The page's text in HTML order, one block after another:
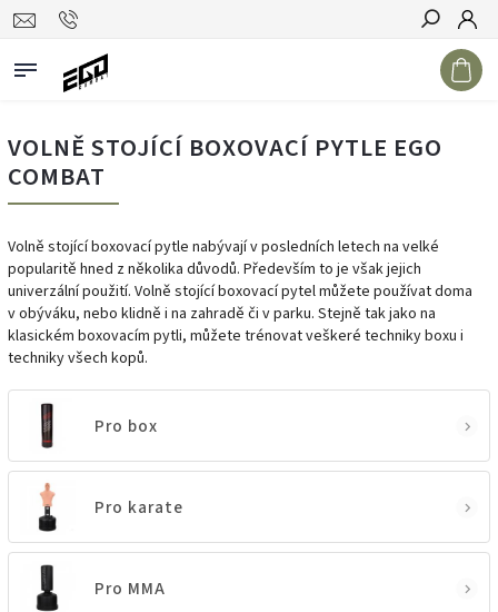
Hledat
VOLNĚ STOJÍCÍ BOXOVACÍ PYTLE EGO
COMBAT
Volně stojící boxovací pytle nabývají v posledních letech na velké
popularitě hned z několika důvodů. Především to je však jejich
univerzální použití. Volně stojící boxovací pytel můžete používat doma
v obýváku, nebo klidně i na zahradě či v parku. Stejně tak jako na
klasickém boxovacím pytli, můžete trénovat veškeré techniky boxu i
techniky všech kopů.
Pro box
Pro karate
Pro MMA